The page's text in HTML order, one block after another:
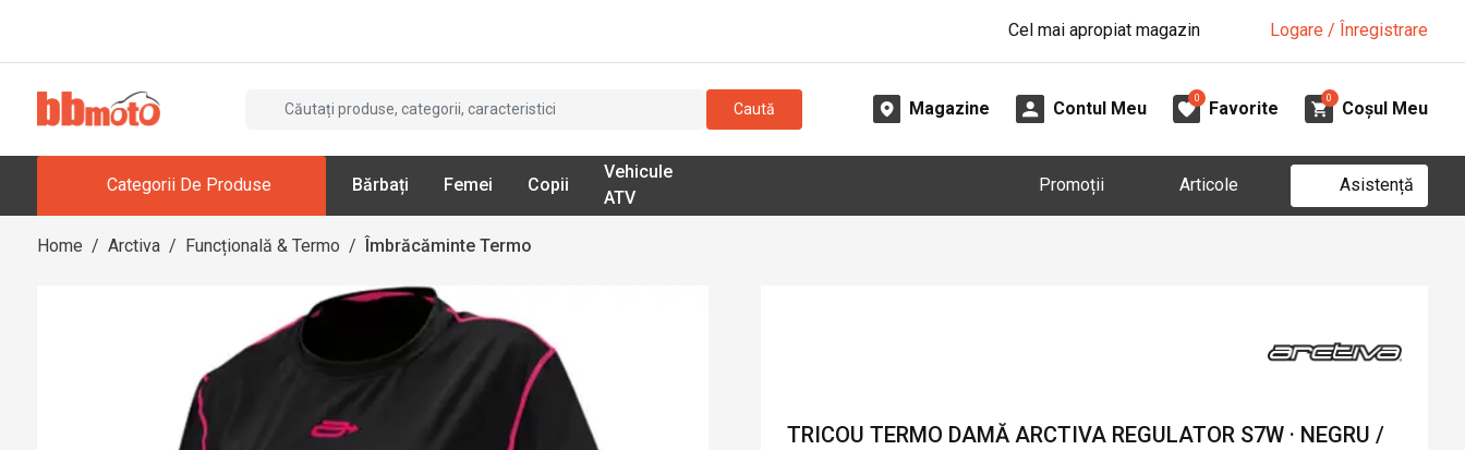
Cel mai apropiat magazin Logare / Înregistrare
Caută Magazine Contul Meu
0
Favorite
0
Coșul Meu
Categorii De Produse Bărbați Femei Copii
Vehicule
ATV
Promoții Articole Asistență
Home / Arctiva / Funcțională & Termo / Îmbrăcăminte Termo
TRICOU TERMO DAMĂ ARCTIVA REGULATOR S7W · NEGRU /